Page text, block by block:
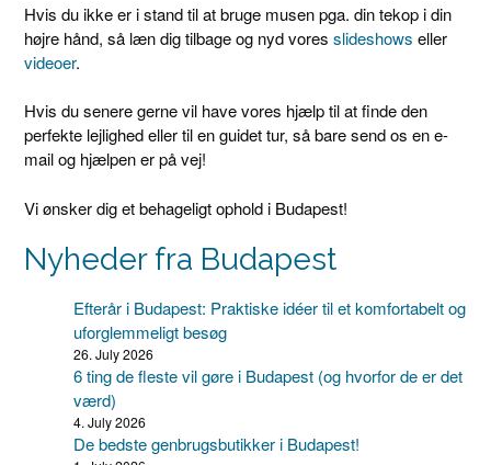
Hvis du ikke er i stand til at bruge musen pga. din tekop i din
højre hånd, så læn dig tilbage og nyd vores slideshows eller
videoer.
Hvis du senere gerne vil have vores hjælp til at finde den
perfekte lejlighed eller til en guidet tur, så bare send os en e-
mail og hjælpen er på vej!
Vi ønsker dig et behageligt ophold i Budapest!
Nyheder fra Budapest
Efterår i Budapest: Praktiske idéer til et komfortabelt og
uforglemmeligt besøg
26. July 2026
6 ting de fleste vil gøre i Budapest (og hvorfor de er det
værd)
4. July 2026
De bedste genbrugsbutikker i Budapest!